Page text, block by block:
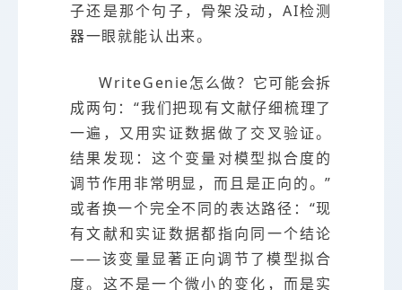
子还是那个句子，骨架没动，AI检测
器一眼就能认出来。
WriteGenie怎么做？它可能会拆
成两句：“我们把现有文献仔细梳理了
一遍，又用实证数据做了交叉验证。
结果发现：这个变量对模型拟合度的
调节作用非常明显，而且是正向的。”
或者换一个完全不同的表达路径：“现
有文献和实证数据都指向同一个结论
——该变量显著正向调节了模型拟合
度。这不是一个微小的变化，而是实